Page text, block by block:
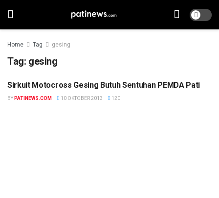
Home Tag gesing
Tag: gesing
BERITA
Sirkuit Motocross Gesing Butuh Sentuhan PEMDA Pati
BY PATINEWS.COM 10 OKTOBER 2013 120